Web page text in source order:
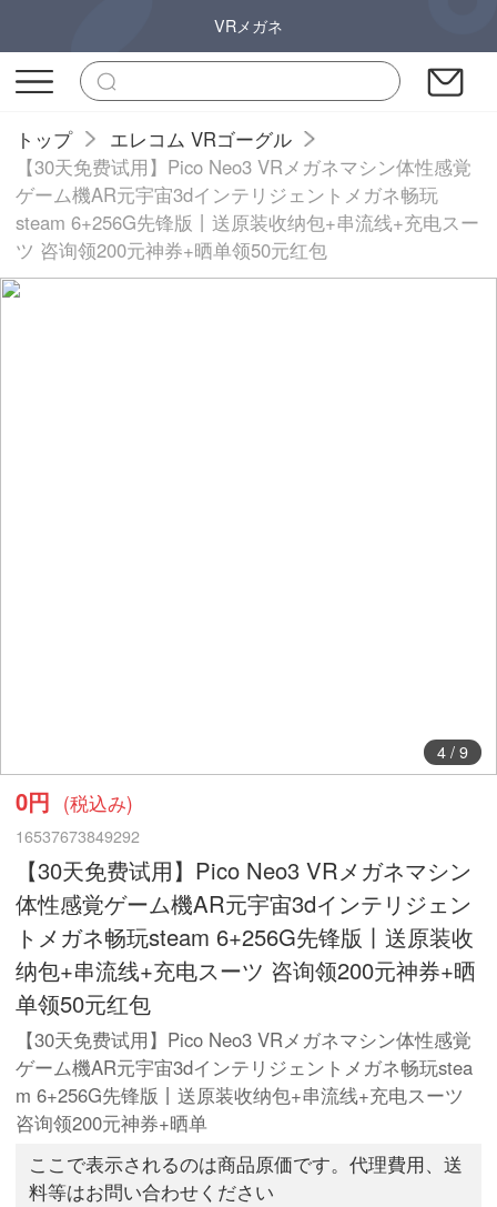
VRメガネ
トップ
エレコム VRゴーグル
【30天免费试用】Pico Neo3 VRメガネマシン体性感覚
ゲーム機AR元宇宙3dインテリジェントメガネ畅玩
steam 6+256G先锋版丨送原装收纳包+串流线+充电スー
ツ 咨询领200元神券+晒单领50元红包
5/ 9
0円 (税込み)
16537673849292
【30天免费试用】Pico Neo3 VRメガネマシン
体性感覚ゲーム機AR元宇宙3dインテリジェン
トメガネ畅玩steam 6+256G先锋版丨送原装收
纳包+串流线+充电スーツ 咨询领200元神券+晒
单领50元红包
【30天免费试用】Pico Neo3 VRメガネマシン体性感覚
ゲーム機AR元宇宙3dインテリジェントメガネ畅玩stea
m 6+256G先锋版丨送原装收纳包+串流线+充电スーツ
咨询领200元神券+晒单
ここで表示されるのは商品原価です。代理費用、送
料等はお問い合わせください